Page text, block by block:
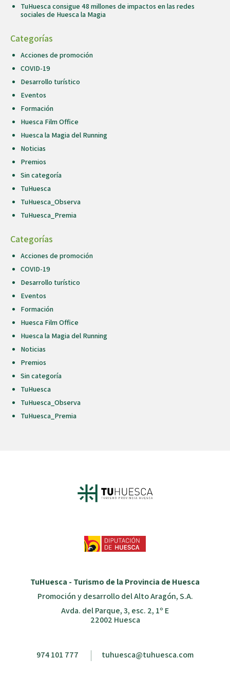
TuHuesca consigue 48 millones de impactos en las redes
sociales de Huesca la Magia
Categorías
Acciones de promoción
COVID-19
Desarrollo turístico
Eventos
Formación
Huesca Film Office
Huesca la Magia del Running
Noticias
Premios
Sin categoría
TuHuesca
TuHuesca_Observa
TuHuesca_Premia
Categorías
Acciones de promoción
COVID-19
Desarrollo turístico
Eventos
Formación
Huesca Film Office
Huesca la Magia del Running
Noticias
Premios
Sin categoría
TuHuesca
TuHuesca_Observa
TuHuesca_Premia
TuHuesca - Turismo de la Provincia de Huesca
Promoción y desarrollo del Alto Aragón, S.A.
Avda. del Parque, 3, esc. 2, 1º E
22002 Huesca
974 101 777 tuhuesca@tuhuesca.com